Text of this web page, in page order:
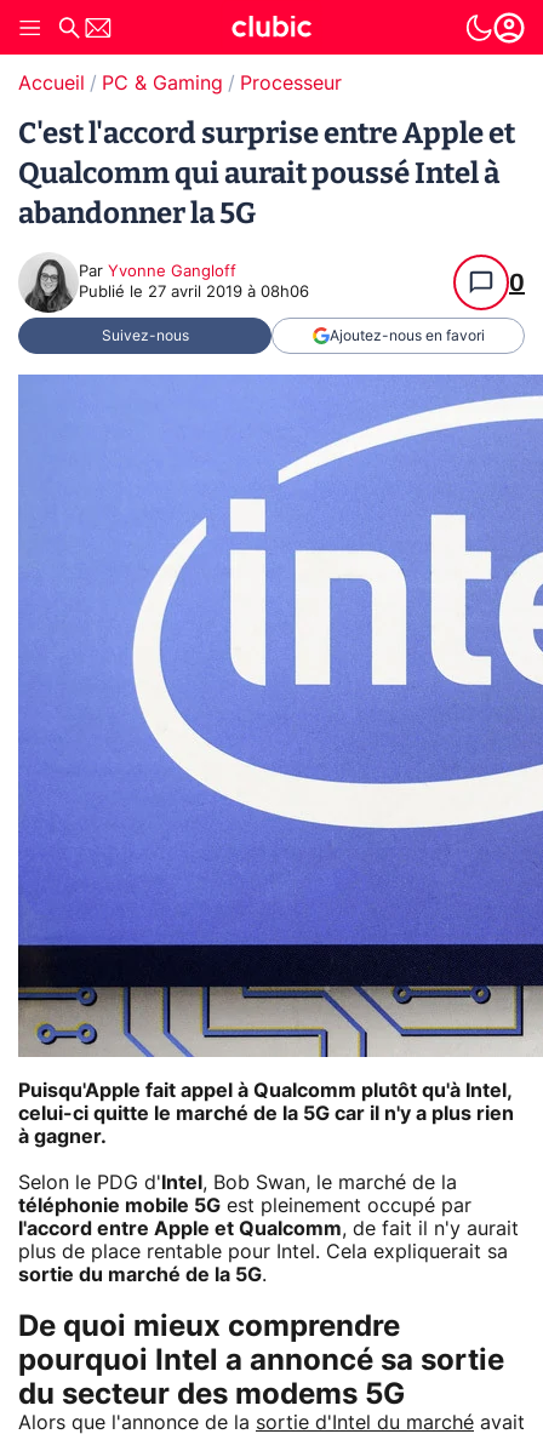
Accueil PC & Gaming Processeur
C'est l'accord surprise entre Apple et
Qualcomm qui aurait poussé Intel à
abandonner la 5G
Par Yvonne Gangloff
Publié le 27 avril 2019 à 08h06 0
Suivez-nous Ajoutez-nous en favori
Puisqu'Apple fait appel à Qualcomm plutôt qu'à Intel,
celui-ci quitte le marché de la 5G car il n'y a plus rien
à gagner.
Selon le PDG d' Intel , Bob Swan, le marché de la
téléphonie mobile 5G est pleinement occupé par
l'accord entre Apple et Qualcomm, de fait il n'y aurait
plus de place rentable pour Intel. Cela expliquerait sa
sortie du marché de la 5G.
De quoi mieux comprendre
pourquoi Intel a annoncé sa sortie
du secteur des modems 5G
Alors que l'annonce de la sortie d'Intel du marché avait